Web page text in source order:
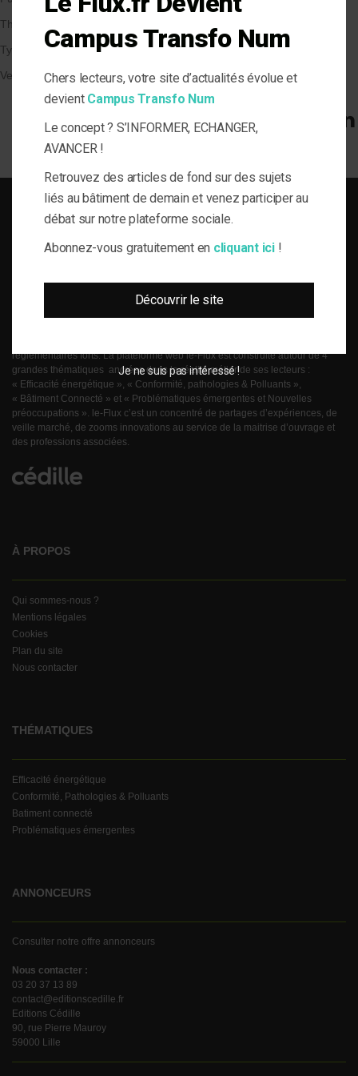
Thématique
Types de Bâtiment
Veille et solutions
réglementaires forts. La plateforme web le-Flux est construite autour de 4
grandes thématiques ancrées dans la réalité métier de ses lecteurs :
« Efficacité énergétique », « Conformité, pathologies & Polluants »,
« Bâtiment Connecté » et « Problématiques émergentes et Nouvelles
préoccupations ». le-Flux c’est un concentré de partages d’expériences, de
veille marché, de zooms innovations au service de la maitrise d’ouvrage et
des professions associées.
À PROPOS
Qui sommes-nous ?
Mentions légales
Cookies
Plan du site
Nous contacter
THÉMATIQUES
Efficacité énergétique
Conformité, Pathologies & Polluants
Batiment connecté
Problématiques émergentes
ANNONCEURS
Consulter notre offre annonceurs
Nous contacter :
03 20 37 13 89
contact@editionscedille.fr
Editions Cédille
90, rue Pierre Mauroy
59000 Lille
Campus Transfo Num
Chers lecteurs, votre site d’actualités évolue et
devient Campus Transfo Num
Le concept ? S’INFORMER, ECHANGER,
AVANCER !
Retrouvez des articles de fond sur des sujets
liés au bâtiment de demain et venez participer au
débat sur notre plateforme sociale.
Abonnez-vous gratuitement en cliquant ici!
Découvrir le site
Je ne suis pas intéressé !